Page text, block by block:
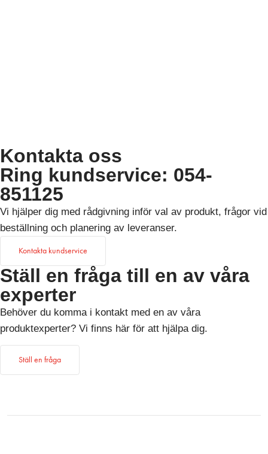
Kontakta oss
Ring kundservice: 054-
851125
Vi hjälper dig med rådgivning inför val av produkt, frågor vid
beställning och planering av leveranser.
Kontakta kundservice
Ställ en fråga till en av våra
experter
Behöver du komma i kontakt med en av våra
produktexperter? Vi finns här för att hjälpa dig.
Ställ en fråga